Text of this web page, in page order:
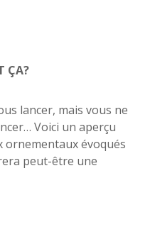
ÇA?
lancer, mais vous ne
Voici un aperçu
ornementaux évoqués
peut-être une